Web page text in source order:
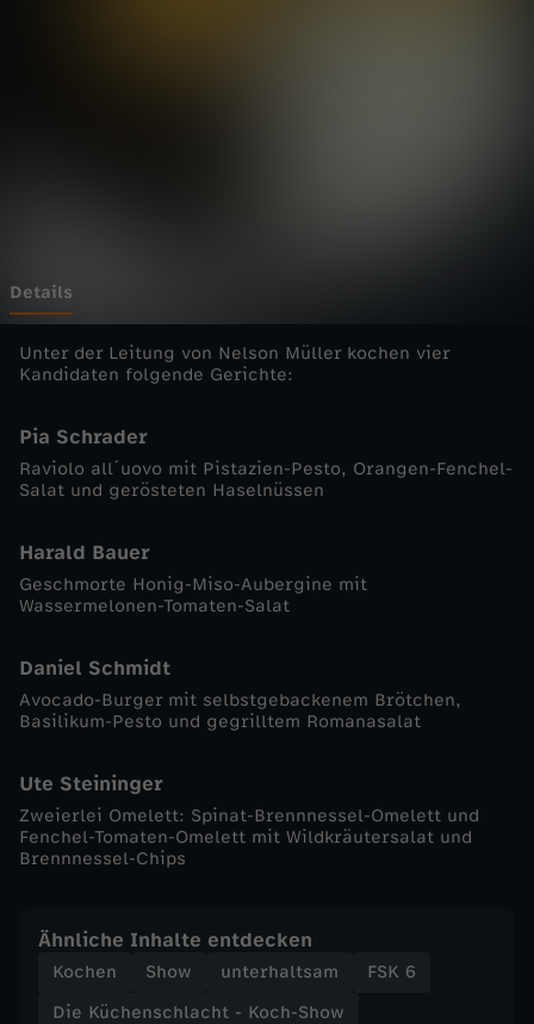
l
a
h
-
o
h
-
S
h
Details
Unter der Leitung von Nelson Müller kochen vier
Kandidaten folgende Gerichte:
Pia Schrader
Raviolo all´uovo mit Pistazien-Pesto, Orangen-Fenchel-
Salat und gerösteten Haselnüssen
Harald Bauer
Geschmorte Honig-Miso-Aubergine mit
Wassermelonen-Tomaten-Salat
Daniel Schmidt
Avocado-Burger mit selbstgebackenem Brötchen,
Basilikum-Pesto und gegrilltem Romanasalat
Ute Steininger
Zweierlei Omelett: Spinat-Brennnessel-Omelett und
Fenchel-Tomaten-Omelett mit Wildkräutersalat und
Brennnessel-Chips
Ähnliche Inhalte entdecken
Kochen Show unterhaltsam
FSK 6
Die Küchenschlacht - Koch-Show